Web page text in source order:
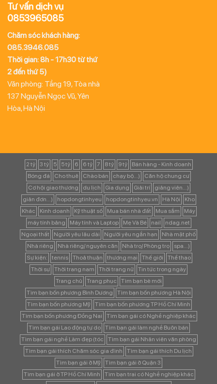
Tư vấn dịch vụ
0853965085
Chăm sóc khách hàng:
085.3946.085
Thời gian: 8h - 17h30 từ thứ
2 đến thứ 5)
Văn phòng: Tầng 19, Tòa nhà
137 Nguyễn Ngọc Vũ, Yên
Hòa, Hà Nội
2 tỷ 3 tỷ 5 5 tỷ 6 6 tỷ 7 8 tỷ 9 tỷ
Bán hàng - Kinh doanh
Bóng đá
Cho thuê Chào bán chạy bộ...)
Căn hộ chung cư
Cơ hội giao thương
du lịch Gia dụng Giải trí
giảng viên...)
giản đơn...)
hopdongtinhyeu hopdongtinhyeu.vn Hà Nội
Kho
Khác
Kinh doanh Kỹ thuật số Mua bán nhà đất Mua sắm
Máy
máy tính bảng
Máy tính và Laptop Mẹ Và Bé nail
ndag.net
Ngoại thất
Người yêu lâu dài Người yêu ngắn hạn
Nhà mặt phố
Nhà riêng
Nhà riêng/ nguyên căn Nhà trọ/ Phòng trọ
spa...)
Sự kiện:
tennis Thoả thuận thương mại Thế giới
Thể thao
Thời sự
Thời trang nam Thời trang nữ
Tin tức trong ngày
Trang chủ
Trang phục
Tìm bạn bè mới
Tìm bạn bốn phương Bình Dương
Tìm bạn bốn phương Hà Nội
Tìm bạn bốn phương Mỹ
Tìm bạn bốn phương TP Hồ Chí Minh
Tìm bạn bốn phương Đồng Nai
Tìm bạn gái có Nghề nghiệp khác
Tìm bạn gái Lao động tự do
Tìm bạn gái làm nghề Buôn bán
Tìm bạn gái nghề Làm đẹp (tóc
Tìm bạn gái Nhân viên văn phòng
Tìm bạn gái thích Chăm sóc gia đình
Tìm bạn gái thích Du lịch
Tìm bạn gái ở Mỹ
Tìm bạn gái ở Quận 3
Tìm bạn gái ở TP Hồ Chí Minh
Tìm bạn trai có Nghề nghiệp khác